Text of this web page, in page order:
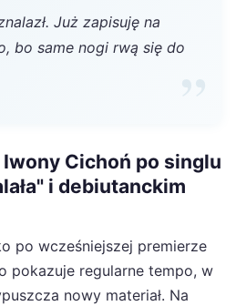
Już zapisuję na
bo same nogi rwą się do
Cichoń po singlu
i debiutanckim
po wcześniejszej premierze
pokazuje regularne tempo, w
nowy materiał. Na